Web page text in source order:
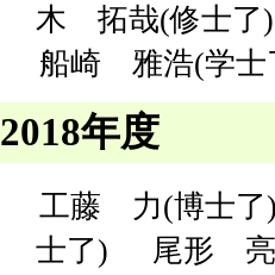
木 拓哉(修士了)
船崎 雅浩(学士
2018年度
工藤 力(博士了
士了)
尾形 亮